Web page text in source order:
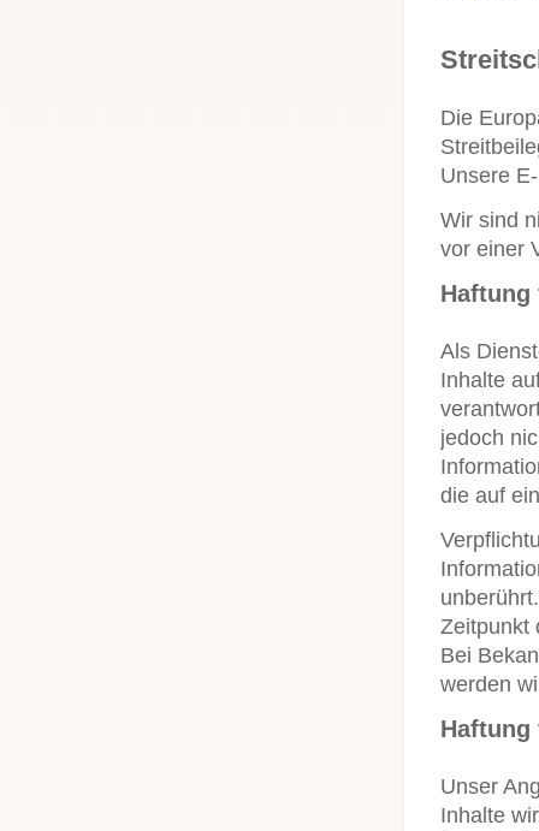
Die
Unsere
Wir sind
vor einer
Als
Inhalte
jedoch
die auf
Zeitpunkt
Bei
werden
Unser
Inhalte